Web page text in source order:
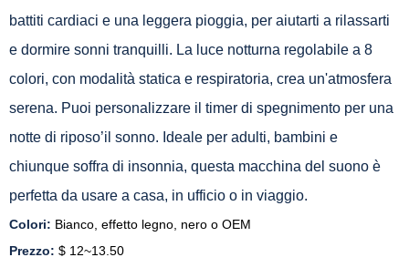
battiti cardiaci e una leggera pioggia, per aiutarti a rilassarti
e dormire sonni tranquilli. La luce notturna regolabile a 8
colori, con modalità statica e respiratoria, crea un'atmosfera
serena. Puoi personalizzare il timer di spegnimento per una
notte di riposo’il sonno. Ideale per adulti, bambini e
chiunque soffra di insonnia, questa macchina del suono è
perfetta da usare a casa, in ufficio o in viaggio.
Colori: Bianco, effetto legno, nero o OEM
Prezzo: $ 12~13.50